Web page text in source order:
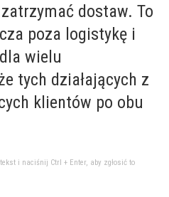
dostaw. To
poza logistykę i
wielu
tych działających z
klientów po obu
i naciśnij Ctrl + Enter, aby zgłosić to